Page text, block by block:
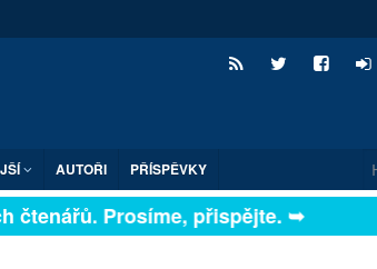
AUTOŘI PŘÍSPĚVKY
Prosíme, přispějte. ➥